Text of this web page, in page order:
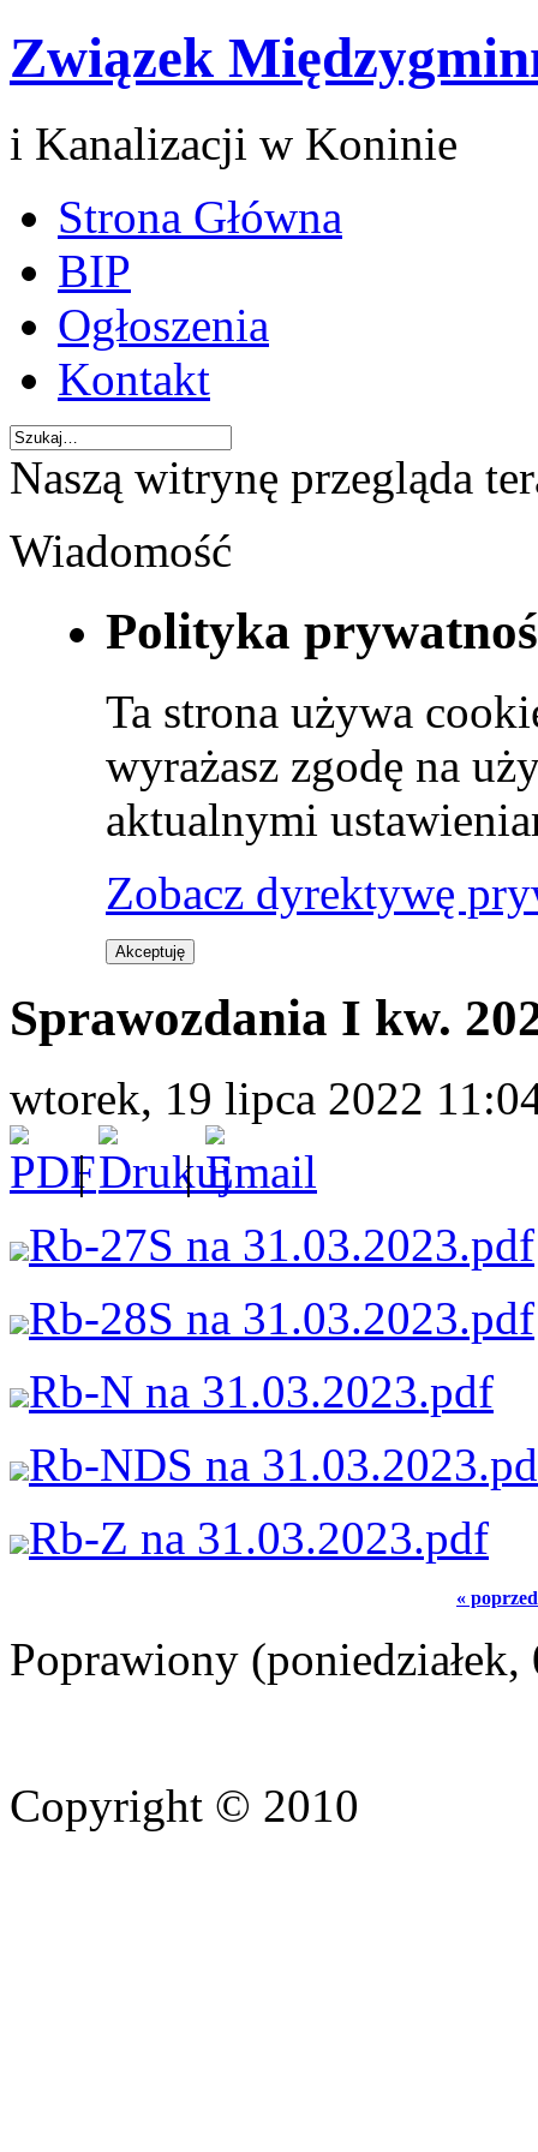
Związek
i Kanalizacji w Koninie
Strona Główna
BIP
Ogłoszenia
Kontakt
Naszą witrynę przegląda
Wiadomość
Polityka
Ta strona używa
wyrażasz zgodę na
aktualnymi
Zobacz dyrektywę
Akceptuję
Sprawozdania I kw.
wtorek, 19 lipca 2022
|
|
Rb-27S na 31.03.2023.pdf
Rb-28S na 31.03.2023.pdf
Rb-N na 31.03.2023.pdf
Rb-NDS na
Rb-Z na 31.03.2023.pdf
«
Poprawiony
Copyright © 2010